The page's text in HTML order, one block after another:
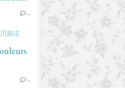
…
…